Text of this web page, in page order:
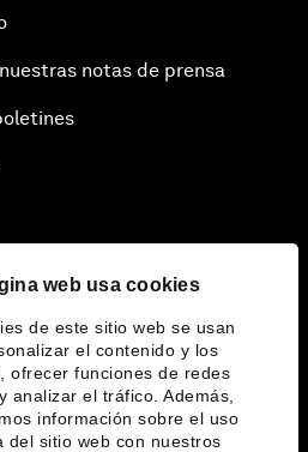
web usa cookies
de este sitio web se usan
el contenido y los
ofrecer funciones de redes
analizar el tráfico. Además,
información sobre el uso
del sitio web con nuestros
notas de prensa